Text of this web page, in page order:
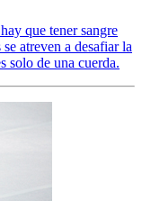
que tener sangre
atreven a desafiar la
solo de una cuerda.